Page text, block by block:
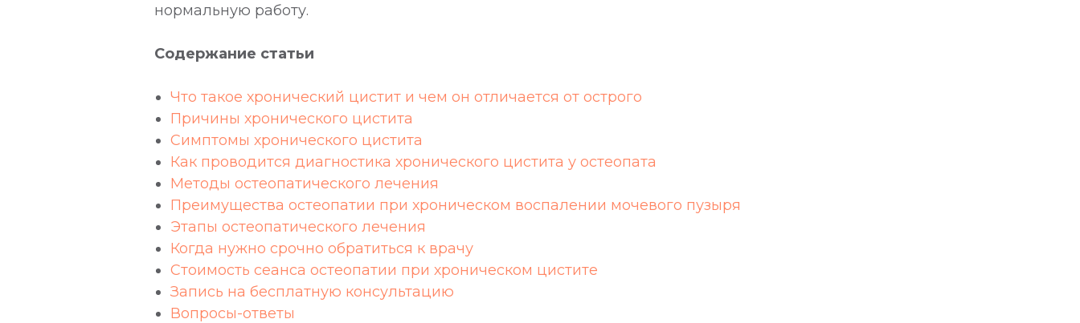
нормальную работу.
Содержание статьи
Что такое хронический цистит и чем он отличается от острого
Причины хронического цистита
Симптомы хронического цистита
Как проводится диагностика хронического цистита у остеопата
Методы остеопатического лечения
Преимущества остеопатии при хроническом воспалении мочевого пузыря
Этапы остеопатического лечения
Когда нужно срочно обратиться к врачу
Стоимость сеанса остеопатии при хроническом цистите
Запись на бесплатную консультацию
Вопросы-ответы